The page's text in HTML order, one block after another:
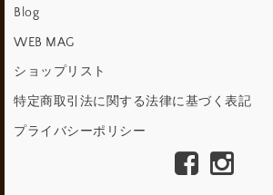
Blog
WEB MAG
ショップリスト
特定商取引法に関する法律に基づく表記
プライバシーポリシー